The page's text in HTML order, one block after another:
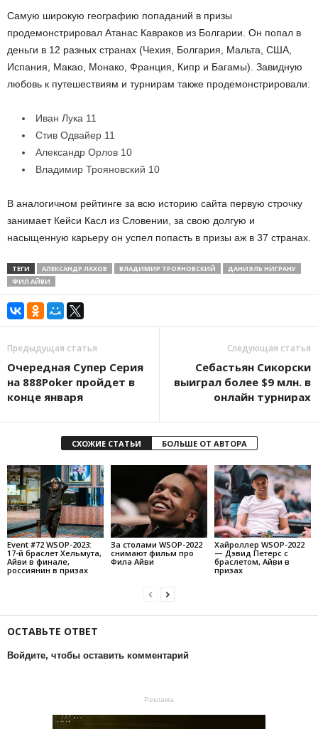
Самую широкую географию попаданий в призы
продемонстрировал Атанас Кавраков из Болгарии. Он попал в
деньги в 12 разных странах (Чехия, Болгария, Мальта, США,
Испания, Макао, Монако, Франция, Кипр и Багамы). Завидную
любовь к путешествиям и турнирам также продемонстрировали:
Иван Лука 11
Стив Одвайер 11
Александр Орлов 10
Владимир Трояновский 10
В аналогичном рейтинге за всю историю сайта первую строчку
занимает Кейси Касл из Словении, за свою долгую и
насыщенную карьеру он успел попасть в призы аж в 37 странах.
ТЕГИ АЛЕКСАНДР ЛАХОВ ВЛАДИМИР ТРОЯНОВСКИЙ
ДАНИЭЛЬ НИГРАНУ
ФИЛ АЙВИ
Предыдущая статья
Очередная Супер Серия
на 888Poker пройдет в
конце января
Следующая статья
Себастьян Сикорски
выиграл более $9 млн. в
онлайн турнирах
СХОЖИЕ СТАТЬИ БОЛЬШЕ ОТ АВТОРА
Event #72 WSOP-2023:
17-й браслет Хельмута,
Айви в финале,
россиянин в призах
За столами WSOP-2022
снимают фильм про
Фила Айви
Хайроллер WSOP-2022
— Дэвид Петерс с
браслетом, Айви в
призах
ОСТАВЬТЕ ОТВЕТ
Войдите, чтобы оставить комментарий
Реклама